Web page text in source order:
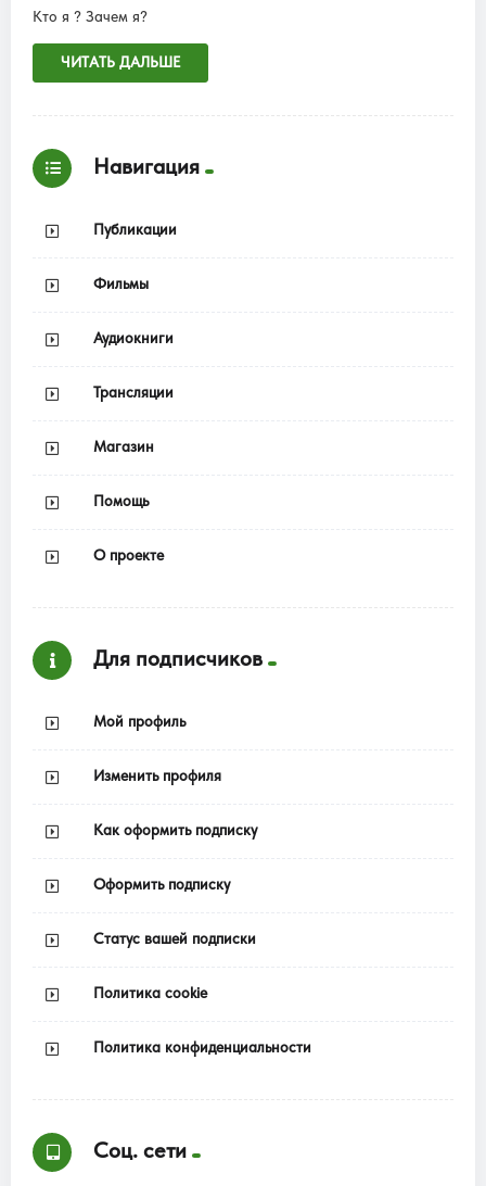
Кто я ? Зачем я?
ЧИТАТЬ ДАЛЬШЕ
Навигация
Публикации
Фильмы
Аудиокниги
Трансляции
Магазин
Помощь
О проекте
Для подписчиков
Мой профиль
Изменить профиля
Как оформить подписку
Оформить подписку
Статус вашей подписки
Политика cookie
Политика конфиденциальности
Соц. сети